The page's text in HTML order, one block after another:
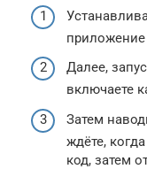
приложение
Далее,
включаете
Затем
ждёте,
код, затем